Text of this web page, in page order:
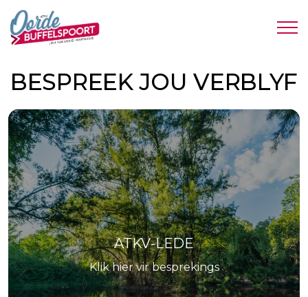
BESPREEK JOU VERBLYF
ATKV-LEDE
Klik hier vir besprekings